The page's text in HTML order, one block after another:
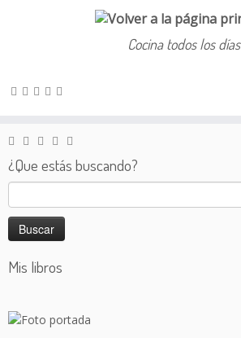
Saltar
Cocina todos los días
¿Que estás buscando?
Buscar:
Mis libros